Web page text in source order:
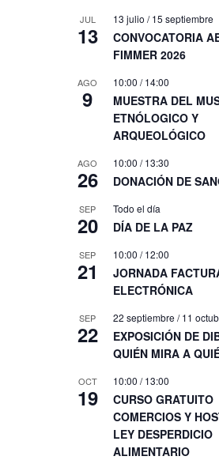
JUL
13
13 julio /15 septiembre
CONVOCATORIA
FIMMER 2026
AGO
9
10:00 /14:00
MUESTRA DEL
ETNÓLOGICO Y
ARQUEOLÓGICO
AGO
26
10:00 /13:30
DONACIÓN DE
SEP
20
Todo el día
DÍA DE LA PAZ
SEP
21
10:00 /12:00
JORNADA
ELECTRÓNICA
SEP
22
22 septiembre /11
EXPOSICIÓN DE
QUIÉN MIRA A
OCT
19
10:00 /13:00
CURSO GRATUITO
COMERCIOS Y
LEY DESPERDICIO
ALIMENTARIO